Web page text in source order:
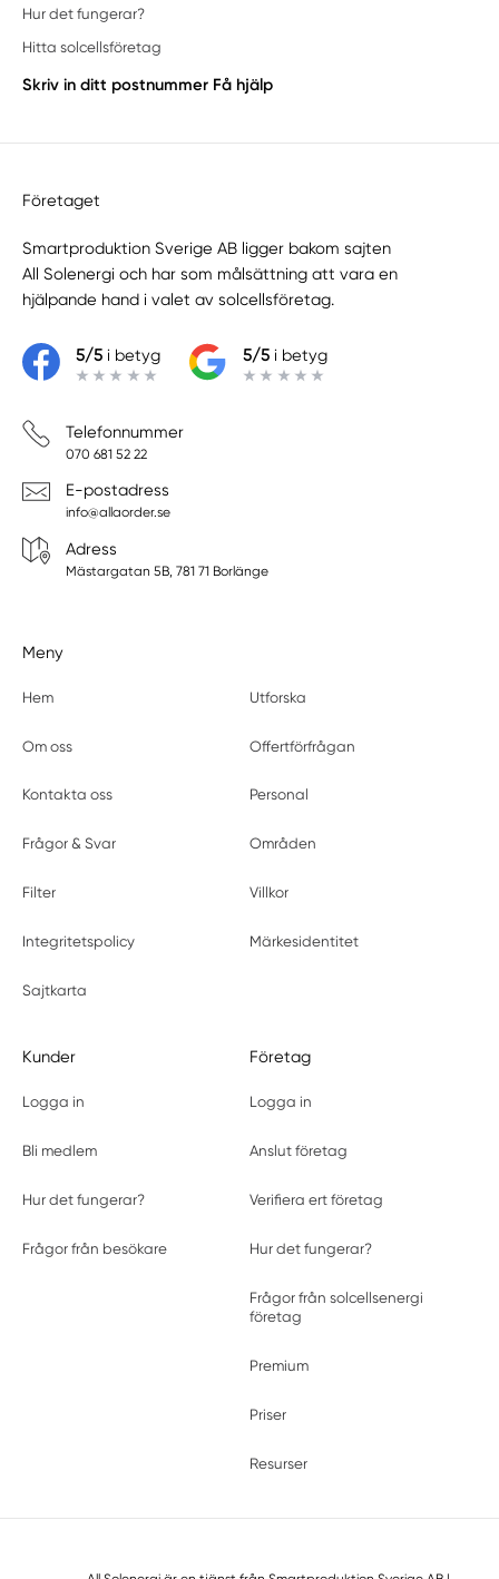
Hur det fungerar?
Hitta solcellsföretag
Skriv in ditt postnummer Få hjälp
Företaget
Smartproduktion Sverige AB ligger bakom sajten
All Solenergi och har som målsättning att vara en
hjälpande hand i valet av solcellsföretag.
5/5i betyg 5/5i betyg
Telefonnummer
070 681 52 22
E-postadress
info@allaorder.se
Adress
Mästargatan 5B, 781 71 Borlänge
Meny
Hem Utforska
Om oss Offertförfrågan
Kontakta oss Personal
Frågor & Svar Områden
Filter Villkor
Integritetspolicy Märkesidentitet
Sajtkarta
Kunder
Logga in
Bli medlem
Hur det fungerar?
Frågor från besökare
Företag
Logga in
Anslut företag
Verifiera ert företag
Hur det fungerar?
Frågor från solcellsenergi
företag
Premium
Priser
Resurser